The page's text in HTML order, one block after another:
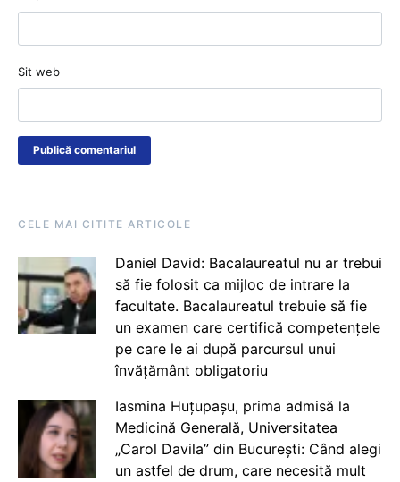
Sit web
CELE MAI CITITE ARTICOLE
Daniel David: Bacalaureatul nu ar trebui
să fie folosit ca mijloc de intrare la
facultate. Bacalaureatul trebuie să fie
un examen care certifică competențele
pe care le ai după parcursul unui
învățământ obligatoriu
Iasmina Huțupașu, prima admisă la
Medicină Generală, Universitatea
„Carol Davila” din București: Când alegi
un astfel de drum, care necesită mult